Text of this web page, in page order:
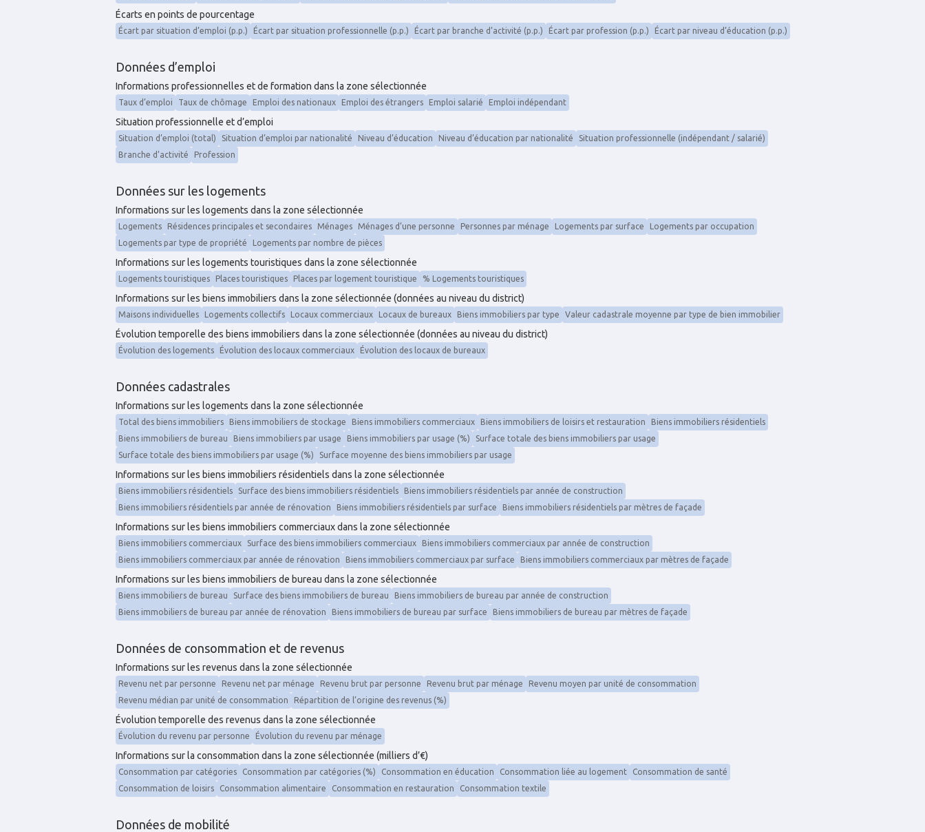
Écarts en points de pourcentage
Écart par situation d’emploi (p.p.) Écart par situation professionnelle (p.p.) Écart par branche d’activité (p.p.) Écart par profession (p.p.) Écart par niveau d’éducation (p.p.)
Données d’emploi
Informations professionnelles et de formation dans la zone sélectionnée
Taux d’emploi Taux de chômage Emploi des nationaux Emploi des étrangers Emploi salarié Emploi indépendant
Situation professionnelle et d’emploi
Situation d’emploi (total) Situation d’emploi par nationalité Niveau d’éducation Niveau d’éducation par nationalité
Situation professionnelle (indépendant / salarié)
Branche d’activité
Profession
Données sur les logements
Informations sur les logements dans la zone sélectionnée
Logements Résidences principales et secondaires Ménages Ménages d’une personne Personnes par ménage Logements par surface
Logements par occupation
Logements par type de propriété
Logements par nombre de pièces
Informations sur les logements touristiques dans la zone sélectionnée
Logements touristiques Places touristiques Places par logement touristique % Logements touristiques
Informations sur les biens immobiliers dans la zone sélectionnée (données au niveau du district)
Maisons individuelles Logements collectifs Locaux commerciaux Locaux de bureaux Biens immobiliers par type Valeur cadastrale moyenne par type de bien immobilier
Évolution temporelle des biens immobiliers dans la zone sélectionnée (données au niveau du district)
Évolution des logements Évolution des locaux commerciaux Évolution des locaux de bureaux
Données cadastrales
Informations sur les logements dans la zone sélectionnée
Total des biens immobiliers Biens immobiliers de stockage Biens immobiliers commerciaux Biens immobiliers de loisirs et restauration
Biens immobiliers résidentiels
Biens immobiliers de bureau
Biens immobiliers par usage Biens immobiliers par usage (%)
Surface totale des biens immobiliers par usage
Surface totale des biens immobiliers par usage (%)
Surface moyenne des biens immobiliers par usage
Informations sur les biens immobiliers résidentiels dans la zone sélectionnée
Biens immobiliers résidentiels Surface des biens immobiliers résidentiels
Biens immobiliers résidentiels par année de construction
Biens immobiliers résidentiels par année de rénovation
Biens immobiliers résidentiels par surface Biens immobiliers résidentiels par mètres de façade
Informations sur les biens immobiliers commerciaux dans la zone sélectionnée
Biens immobiliers commerciaux Surface des biens immobiliers commerciaux
Biens immobiliers commerciaux par année de construction
Biens immobiliers commerciaux par année de rénovation
Biens immobiliers commerciaux par surface Biens immobiliers commerciaux par mètres de façade
Informations sur les biens immobiliers de bureau dans la zone sélectionnée
Biens immobiliers de bureau Surface des biens immobiliers de bureau
Biens immobiliers de bureau par année de construction
Biens immobiliers de bureau par année de rénovation
Biens immobiliers de bureau par surface Biens immobiliers de bureau par mètres de façade
Données de consommation et de revenus
Informations sur les revenus dans la zone sélectionnée
Revenu net par personne Revenu net par ménage Revenu brut par personne Revenu brut par ménage
Revenu moyen par unité de consommation
Revenu médian par unité de consommation
Répartition de l’origine des revenus (%)
Évolution temporelle des revenus dans la zone sélectionnée
Évolution du revenu par personne Évolution du revenu par ménage
Informations sur la consommation dans la zone sélectionnée (milliers d’€)
Consommation par catégories Consommation par catégories (%) Consommation en éducation Consommation liée au logement
Consommation de santé
Consommation de loisirs
Consommation alimentaire Consommation en restauration Consommation textile
Données de mobilité